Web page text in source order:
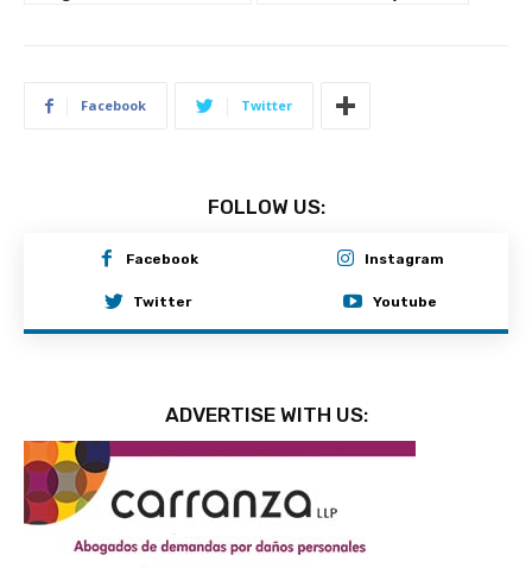
Facebook Twitter
FOLLOW US:
Facebook Instagram
Twitter Youtube
ADVERTISE WITH US: